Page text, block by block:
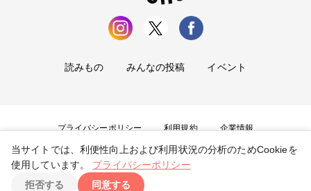
読みもの みんなの投稿 イベント
プライバシーポリシー 利用規約 企業情報
お問い合わせ
Copyright ©2026tryangle Co., Ltd. All Rights Reserved.
当サイトでは、利便性向上および利用状況の分析のためCookieを
使用しています。
プライバシーポリシー
拒否する
同意する